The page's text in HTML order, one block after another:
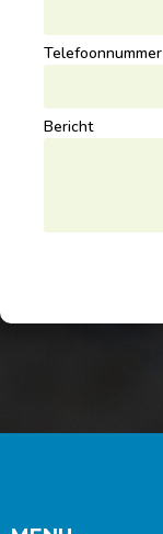
Telefoonnummer
Bericht